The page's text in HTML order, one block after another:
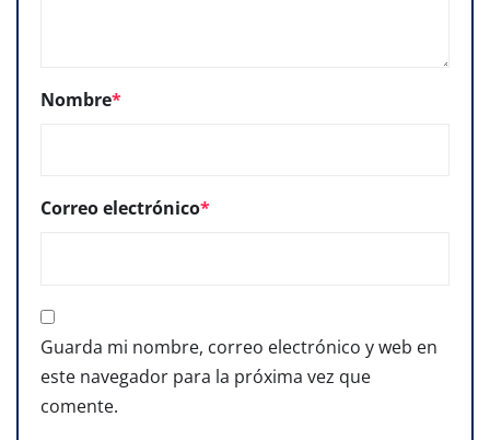
Nombre*
Correo electrónico*
Guarda mi nombre, correo electrónico y web en
este navegador para la próxima vez que
comente.